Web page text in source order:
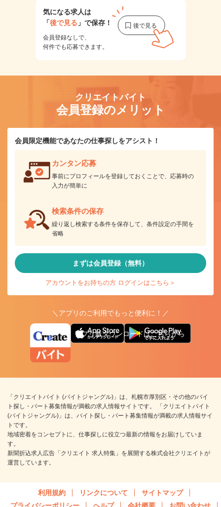
気になる求人は
「後で見る 」で保存！
会員登録なしで、
何件でも応募できます。
クリエイトバイト
会員登録のメリット
会員限定機能であなたの仕事探しをアシスト！
カンタン応募
事前にプロフィールを登録しておくことで、応募時の
入力が簡単に
検索条件の保存
繰り返し検索する条件を保存して、条件設定の手間を
省略
まずは会員登録（無料）
アカウントをお持ちの方 ログインはこちら＞
＼アプリのご利用でもっと便利に！／
アプリ版ダウンロードはこちらから
「クリエイトバイト (バイトジャングル)」は、札幌市厚別区・その他のバイ
ト探し・パート募集情報が満載の求人情報サイトです。 「クリエイトバイト
(バイトジャングル)」は、バイト探し・パート募集情報が満載の求人情報サイ
トです。
地域密着をコンセプトに、仕事探しに役立つ最新の情報をお届けしていま
す。
新聞折込求人広告「クリエイト 求人特集」を展開する株式会社クリエイトが
運営しています。
利用規約 リンクについて
サイトマップ